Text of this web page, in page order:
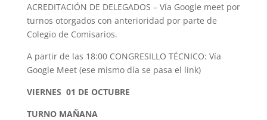
ACREDITACIÓN DE DELEGADOS – Vía Google meet por
turnos otorgados con anterioridad por parte de
Colegio de Comisarios.
A partir de las 18:00 CONGRESILLO TÉCNICO: Vía
Google Meet (ese mismo día se pasa el link)
VIERNES 01 DE OCTUBRE
TURNO MAÑANA